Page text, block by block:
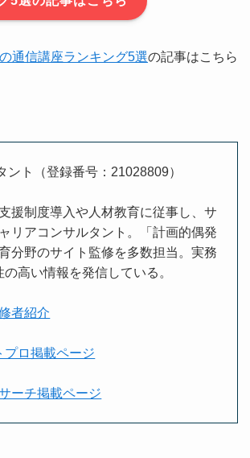
通信講座ランキング5選の記事はこちら
ト（登録番号：21028809）
援制度導入や人材教育に従事し、サ
リアコンサルタント。「計画的偶発
分野のサイト監修を多数担当。実務
高い情報を発信している。
者紹介
プロ掲載ページ
ーチ掲載ページ